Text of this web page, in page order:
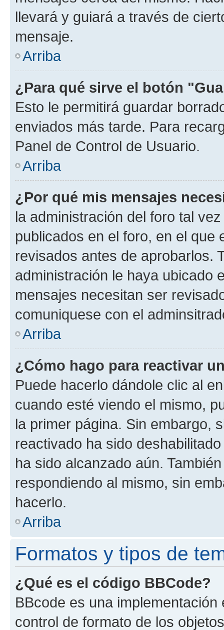
llevará y guiará a través de
mensaje.
Arriba
¿Para qué sirve el botón
Esto le permitirá guardar
enviados más tarde. Para
Panel de Control de Usuario.
Arriba
¿Por qué mis mensajes
la administración del foro tal
publicados en el foro, en el
revisados antes de aprobarlos.
administración le haya ubicado
mensajes necesitan ser
comuniquese con el
Arriba
¿Cómo hago para reactivar
Puede hacerlo dándole clic al
cuando esté viendo el mismo,
la primer página. Sin embargo,
reactivado ha sido
ha sido alcanzado aún.
respondiendo al mismo, sin
hacerlo.
Arriba
Formatos y tipos de
¿Qué es el código BBCode?
BBcode es una
control de formato de los